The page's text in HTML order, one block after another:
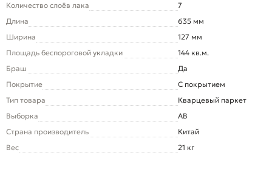
Количество слоёв лака
7
Длина
635 мм
Ширина
127 мм
Площадь беспороговой укладки
144 кв.м.
Браш
Да
Покрытие
С покрытием
Тип товара
Кварцевый паркет
Выборка
AB
Страна производитель
Китай
Вес
21 кг